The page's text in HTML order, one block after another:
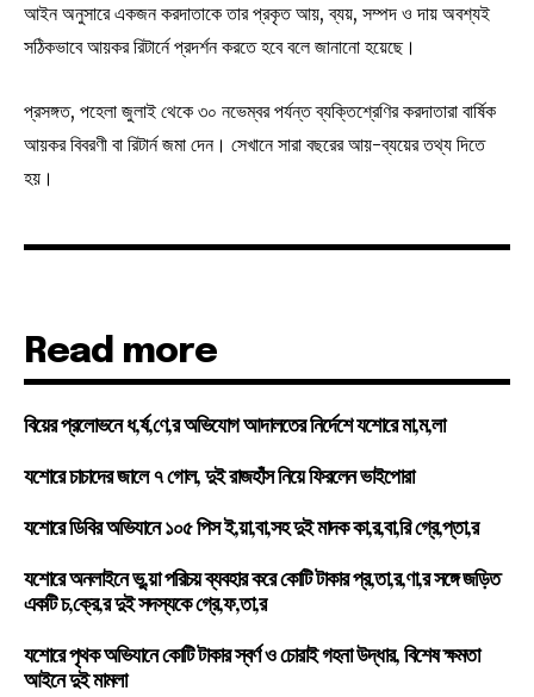
আইন অনুসারে একজন করদাতাকে তার প্রকৃত আয়, ব্যয়, সম্পদ ও দায় অবশ্যই
সঠিকভাবে আয়কর রিটার্নে প্রদর্শন করতে হবে বলে জানানো হয়েছে।
প্রসঙ্গত, পহেলা জুলাই থেকে ৩০ নভেম্বর পর্যন্ত ব্যক্তিশ্রেণির করদাতারা বার্ষিক
আয়কর বিবরণী বা রিটার্ন জমা দেন। সেখানে সারা বছরের আয়-ব্যয়ের তথ্য দিতে
হয়।
Read more
বিয়ের প্রলোভনে ধ,র্ষ,ণে,র অভিযোগ আদালতের নির্দেশে যশোরে মা,ম,লা
যশোরে চাচাদের জালে ৭ গোল, দুই রাজহাঁস নিয়ে ফিরলেন ভাইপোরা
যশোরে ডিবির অভিযানে ১০৫ পিস ই,য়া,বা,সহ দুই মাদক কা,র,বা,রি গ্রে,প্তা,র
যশোরে অনলাইনে ভু,য়া পরিচয় ব্যবহার করে কোটি টাকার প্র,তা,র,ণা,র সঙ্গে জড়িত
একটি চ,ক্রে,র দুই সদস্যকে গ্রে,ফ,তা,র
যশোরে পৃথক অভিযানে কোটি টাকার স্বর্ণ ও চোরাই গহনা উদ্ধার, বিশেষ ক্ষমতা
আইনে দুই মামলা